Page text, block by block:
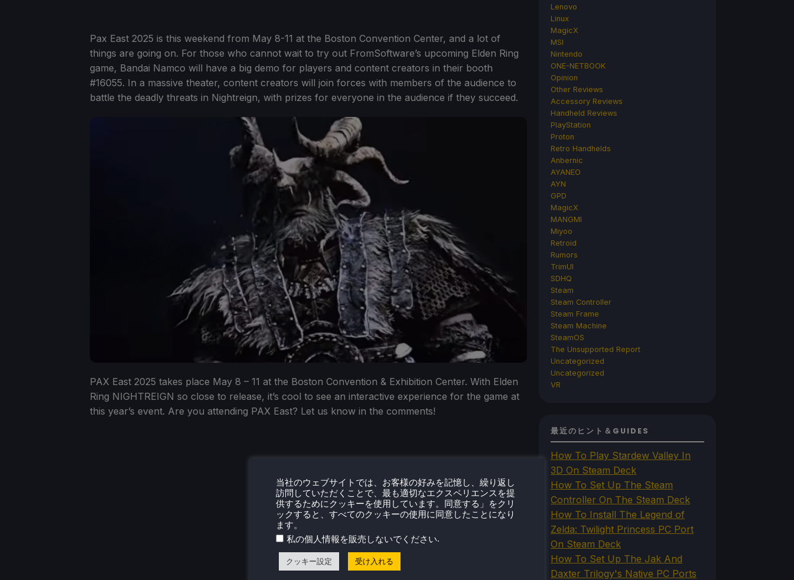
Pax East 2025 is this weekend from May 8-11 at the Boston Convention Center, and a lot of
things are going on. For those who cannot wait to try out FromSoftware’s upcoming Elden Ring
game, Bandai Namco will have a big demo for players and content creators in their booth
#16055. In a massive theater, content creators will join forces with members of the audience to
battle the deadly threats in Nightreign, with prizes for everyone in the audience if they succeed.
PAX East 2025 takes place May 8 – 11 at the Boston Convention & Exhibition Center. With Elden
Ring NIGHTREIGN so close to release, it’s cool to see an interactive experience for the game at
this year’s event. Are you attending PAX East? Let us know in the comments!
Lenovo
Linux
MagicX
MSI
Nintendo
ONE-NETBOOK
Opinion
Other Reviews
Accessory Reviews
Handheld Reviews
PlayStation
Proton
Retro Handhelds
Anbernic
AYANEO
AYN
GPD
MagicX
MANGMI
Miyoo
Retroid
Rumors
TrimUI
SDHQ
Steam
Steam Controller
Steam Frame
Steam Machine
SteamOS
The Unsupported Report
Uncategorized
Uncategorized
VR
最近のヒント＆GUIDES
How To Play Stardew Valley In
3D On Steam Deck
How To Set Up The Steam
Controller On The Steam Deck
How To Install The Legend of
Zelda: Twilight Princess PC Port
On Steam Deck
How To Set Up The Jak And
Daxter Trilogy's Native PC Ports
当社のウェブサイトでは、お客様の好みを記憶し、繰り返し
訪問していただくことで、最も適切なエクスペリエンスを提
供するためにクッキーを使用しています。同意する」をクリ
ックすると、すべてのクッキーの使用に同意したことになり
ます。
私の個人情報を販売しないでください.
クッキー設定 受け入れる